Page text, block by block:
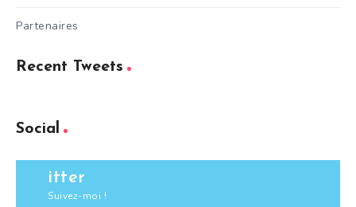
Partenaires
Recent Tweets
Social
itter
Suivez-moi !